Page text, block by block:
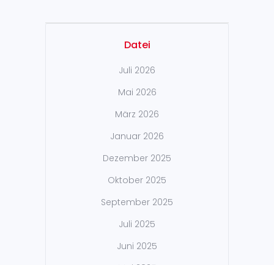
Datei
Juli 2026
Mai 2026
März 2026
Januar 2026
Dezember 2025
Oktober 2025
September 2025
Juli 2025
Juni 2025